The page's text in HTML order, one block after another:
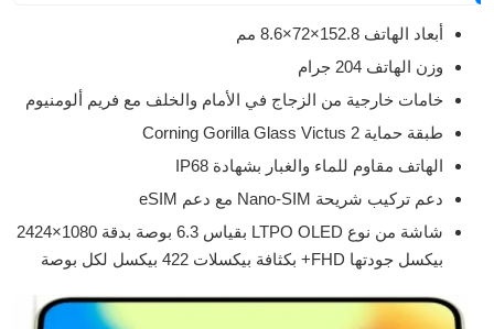
أبعاد الهاتف 152.8×72×8.6 مم
وزن الهاتف 204 جرام
خامات خارجية من الزجاج في الأمام والخلف مع فريم ألومنيوم
طبقة حماية Corning Gorilla Glass Victus 2
الهاتف مقاوم للماء والغبار بشهادة IP68
دعم تركيب شريحة Nano-SIM مع دعم eSIM
شاشة من نوع LTPO OLED بقياس 6.3 بوصة بدقة 1080×2424
بيكسل جودتها FHD+ بكثافة بيكسلات 422 بيكسل لكل بوصة